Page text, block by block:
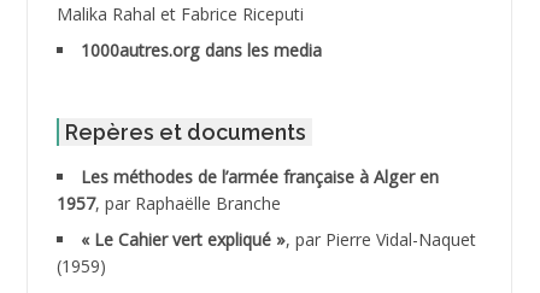
ABDOUDOU
ABID Mohamed
ABNOUN Salah
ACHACHE M.*
Malika Rahal et Fabrice Riceputi
1000autres.org dans les media
Repères et documents
Les méthodes de l’armée française à Alger en
1957, par Raphaëlle Branche
« Le Cahier vert expliqué », par Pierre Vidal-Naquet
(1959)